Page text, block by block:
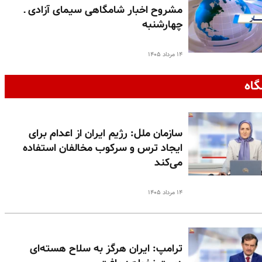
مشروح اخبار شامگاهی سیمای آزادی ـ
چهارشنبه
۱۴ مرداد ۱۴۰۵
سازمان ملل: رژیم ایران از اعدام برای
ایجاد ترس و سرکوب مخالفان استفاده
می‌کند
۱۴ مرداد ۱۴۰۵
ترامپ: ایران هرگز به سلاح هسته‌ای